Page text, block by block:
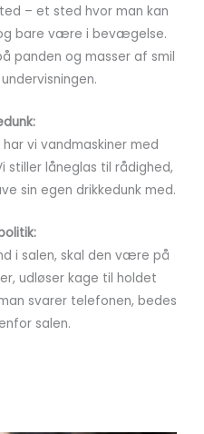
– et sted hvor man kan
bare være i bevægelse.
panden og masser af smil
vi vandmaskiner med
stiller låneglas til rådighed,
sin egen drikkedunk med.
i salen, skal den være på
udløser kage til holdet
svarer telefonen, bedes
salen.